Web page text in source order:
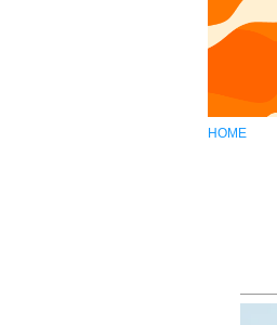
HOME